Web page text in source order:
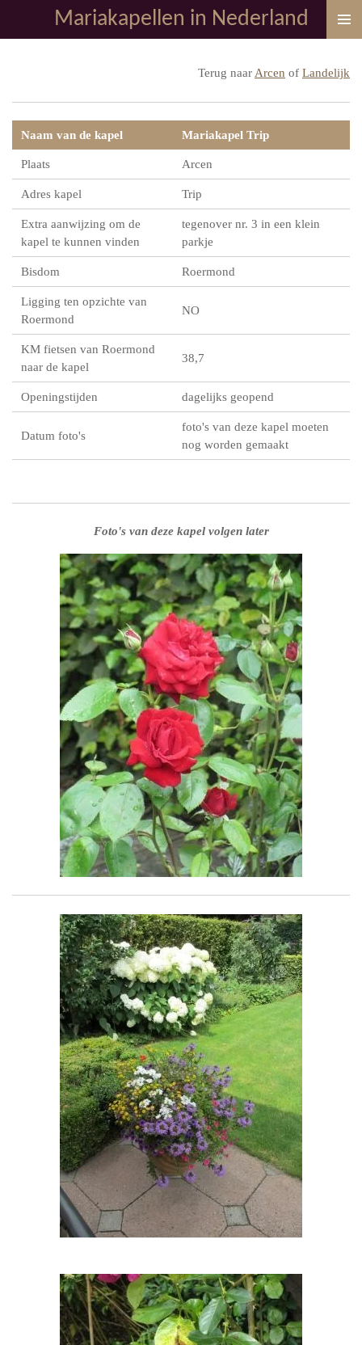
direct
Mariakapellen in Nederland
Terug naar Arcen of Landelijk
Naam van de kapel Mariakapel Trip
Plaats Arcen
Adres kapel Trip
Extra aanwijzing om de
kapel te kunnen vinden
tegenover nr. 3 in een klein
parkje
Bisdom Roermond
Ligging ten opzichte van
Roermond
NO
KM fietsen van Roermond
naar de kapel
38,7
Openingstijden dagelijks geopend
Datum foto's
foto's van deze kapel moeten
nog worden gemaakt
Foto's van deze kapel volgen later